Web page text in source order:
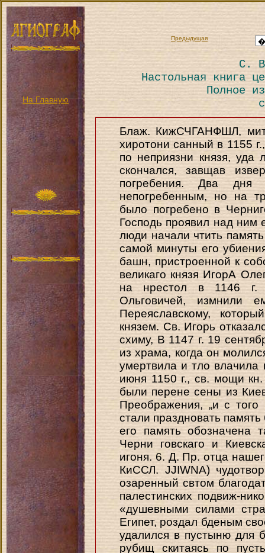
На Главную
Предыдущая
С.
Настольная книга
Полное
Блаж. КижСЧГАНФШЛ,
хиротони санный в 1155
по неприязни князя, уда
скончался, завщав
погребения. Два
непогребенным, но на
было погребено в
Господь проявил над ним
люди начали чтить
самой минуты его
башн, пристроенной к
великаго князя ИгорА
на нрестол в 1146 г.
Ольговичей, измнили
Переяславскому,
князем. Св. Игорь
схиму, В 1147 г. 19
из храма, когда он
умертвила и тло влачила
июня 1150 г., св. мощи
были перене сены из
Преображения, „и с
стали праздновать
его память обозначена
Черни говскаго и
игоня. 6. Д. Пр. отца
КиССЛ. JJIWNA)
озаренный свтом
палестинских подвиж-
«душевными силами
Египет, роздал бденым
удалился в пустыню для
рубищ скитаясь по